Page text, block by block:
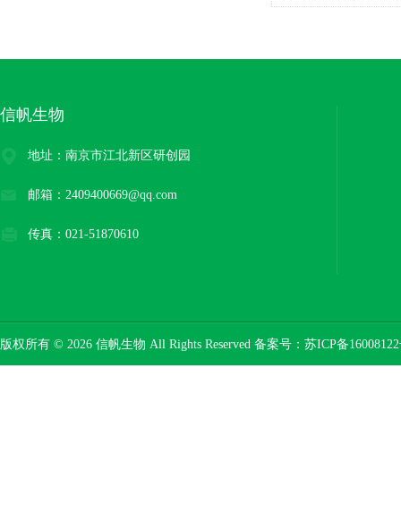
信帆生物
地址：南京市江北新区研创园
邮箱：2409400669@qq.com
传真：021-51870610
版权所有 © 2026 信帆生物 All Rights Reserved 备案号： 苏ICP备